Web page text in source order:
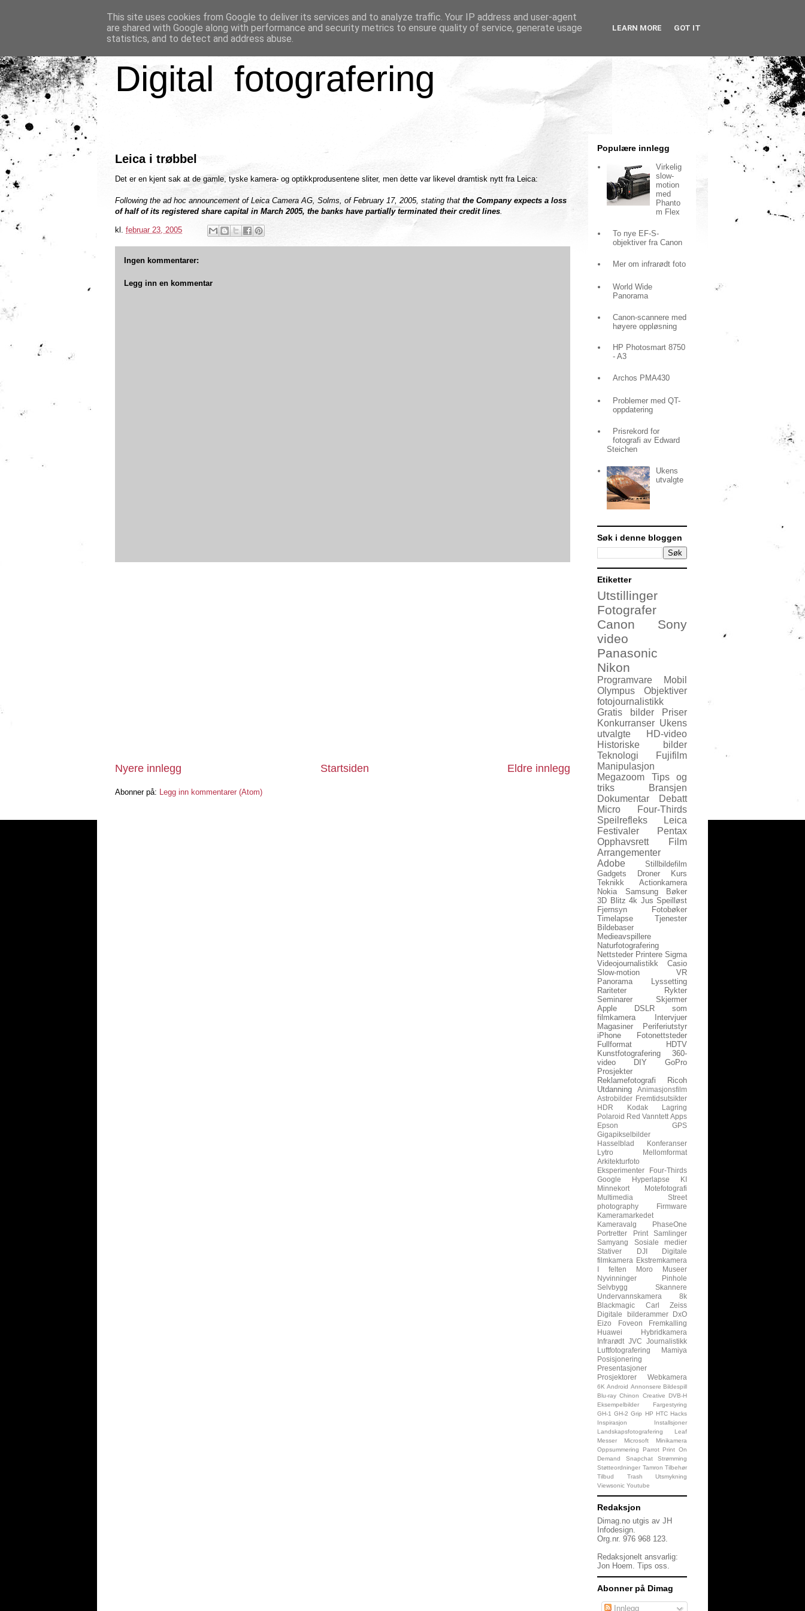
Digital fotografering
Leica i trøbbel
Det er en kjent sak at de gamle, tyske kamera- og optikkprodusentene sliter, men dette var likevel dramtisk nytt fra Leica:
Following the ad hoc announcement of Leica Camera AG, Solms, of February 17, 2005, stating that the Company expects a loss
of half of its registered share capital in March 2005, the banks have partially terminated their credit lines.
kl. februar 23, 2005
Ingen kommentarer:
Legg inn en kommentar
Nyere innlegg Eldre innlegg
Startsiden
Abonner på: Legg inn kommentarer (Atom)
Populære innlegg
Virkelig
slow-
motion
med
Phanto
m Flex
To nye EF-S-
objektiver fra Canon
Mer om infrarødt foto
World Wide
Panorama
Canon-scannere med
høyere oppløsning
HP Photosmart 8750
- A3
Archos PMA430
Problemer med QT-
oppdatering
Prisrekord for
fotografi av Edward
Steichen
Ukens
utvalgte
Søk i denne bloggen
Etiketter
Utstillinger
Fotografer
Canon
Sony
video
Panasonic
Nikon
Programvare
Mobil
Olympus
Objektiver
fotojournalistikk
Gratis bilder
Priser
Konkurranser Ukens
utvalgte
HD-video
Historiske bilder
Teknologi
Fujifilm
Manipulasjon
Megazoom
Tips og
triks
Bransjen
Dokumentar
Debatt
Micro Four-Thirds
Speilrefleks
Leica
Festivaler
Pentax
Opphavsrett
Film
Arrangementer
Adobe
Stillbildefilm
Gadgets
Droner
Kurs
Teknikk
Actionkamera
Nokia
Samsung
Bøker
3D Blitz 4k Jus Speilløst
Fjernsyn
Fotobøker
Timelapse
Tjenester
Bildebaser
Medieavspillere
Naturfotografering
Nettsteder Printere Sigma
Videojournalistikk
Casio
Slow-motion
VR
Panorama
Lyssetting
Rariteter
Rykter
Seminarer
Skjermer
Apple
DSLR som
filmkamera
Intervjuer
Magasiner
Periferiutstyr
iPhone
Fotonettsteder
Fullformat
HDTV
Kunstfotografering
360-
video
DIY
GoPro
Prosjekter
Reklamefotografi
Ricoh
Utdanning
Animasjonsfilm
Astrobilder Fremtidsutsikter
HDR
Kodak
Lagring
Polaroid Red Vanntett Apps
Epson
GPS
Gigapikselbilder
Hasselblad
Konferanser
Lytro
Mellomformat
Arkitekturfoto
Eksperimenter
Four-Thirds
Google
Hyperlapse
KI
Minnekort
Motefotografi
Multimedia
Street
photography
Firmware
Kameramarkedet
Kameravalg
PhaseOne
Portretter
Print
Samlinger
Samyang
Sosiale medier
Stativer
DJI
Digitale
filmkamera Ekstremkamera
I felten
Moro
Museer
Nyvinninger
Pinhole
Selvbygg
Skannere
Undervannskamera
8k
Blackmagic
Carl Zeiss
Digitale bilderammer
DxO
Eizo
Foveon
Fremkalling
Huawei
Hybridkamera
Infrarødt JVC
Journalistikk
Luftfotografering
Mamiya
Posisjonering
Presentasjoner
Prosjektorer
Webkamera
6K Android Annonsere Bildespill
Blu-ray Chinon Creative
DVB-H
Eksempelbilder
Fargestyring
GH-1 GH-2 Grip HP HTC Hacks
Inspirasjon
Installsjoner
Landskapsfotografering
Leaf
Messer
Microsoft
Minikamera
Oppsummering
Parrot Print On
Demand
Snapchat
Strømming
Støtteordninger Tamron Tilbehør
Tilbud
Trash
Utsmykning
Viewsonic Youtube
Redaksjon
Dimag.no utgis av JH
Infodesign.
Org.nr. 976 968 123.
Redaksjonelt ansvarlig:
Jon Hoem. Tips oss.
Abonner på Dimag
Innlegg
This site uses cookies from Google to deliver its services and to analyze traffic. Your IP address and user-agent
are shared with Google along with performance and security metrics to ensure quality of service, generate usage
statistics, and to detect and address abuse.
LEARN MORE GOT IT